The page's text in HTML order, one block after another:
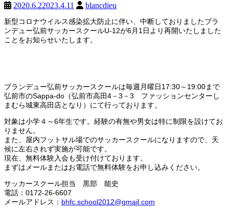
2020.6.22023.4.11 blancdieu
新型コロナウイルス感染拡大防止に伴い、中断しておりましたブラ
ンデュー弘前サッカースクールU-12が6月1日より再開いたしました
ことをお知らせいたします。
ブランデュー弘前サッカースクールは毎週月曜日17:30～19:00まで
弘前市のSappa-do（弘前市高田4－3－3 ファッションセンターし
まむら城東高田店となり）にて行っております。
対象は小学４～6年生です。経験の有無や男女は特に制限を設けてお
りません。
また、屋内フットサル場でのサッカースクールになりますので、天
候に左右されず実施が可能です。
現在、無料体験入会も受け付けております。
まずはメールまたはお電話で無料体験をお申し込みください。
サッカースクール担当 黒部 能史
電話：0172-26-6607
メールアドレス： bhfc.school2012@gmail.com